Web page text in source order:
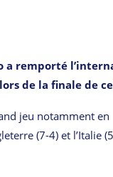
remporté
lors de la finale de
jeu notamment en
(7-4) et l’Italie